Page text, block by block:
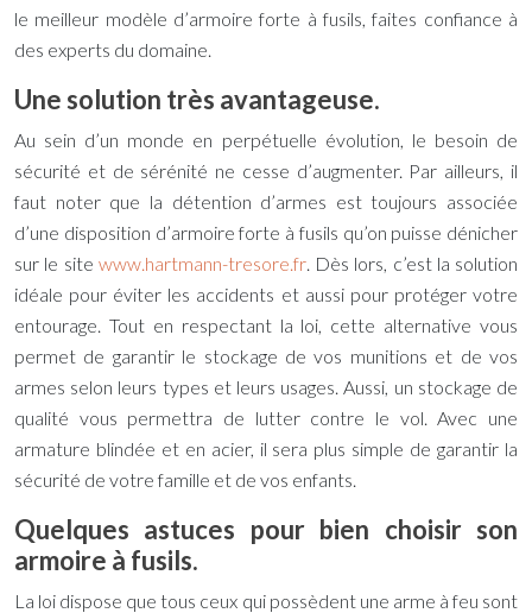
le meilleur modèle d’armoire forte à fusils, faites confiance à
des experts du domaine.
Une solution très avantageuse.
Au sein d’un monde en perpétuelle évolution, le besoin de
sécurité et de sérénité ne cesse d’augmenter. Par ailleurs, il
faut noter que la détention d’armes est toujours associée
d’une disposition d’armoire forte à fusils qu’on puisse dénicher
sur le site www.hartmann-tresore.fr. Dès lors, c’est la solution
idéale pour éviter les accidents et aussi pour protéger votre
entourage. Tout en respectant la loi, cette alternative vous
permet de garantir le stockage de vos munitions et de vos
armes selon leurs types et leurs usages. Aussi, un stockage de
qualité vous permettra de lutter contre le vol. Avec une
armature blindée et en acier, il sera plus simple de garantir la
sécurité de votre famille et de vos enfants.
Quelques astuces pour bien choisir son
armoire à fusils.
La loi dispose que tous ceux qui possèdent une arme à feu sont